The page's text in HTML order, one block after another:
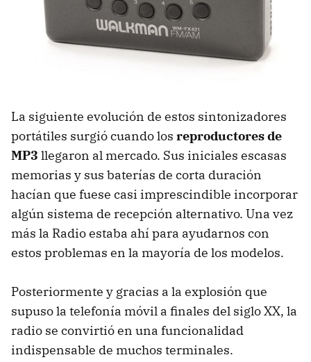
La siguiente evolución de estos sintonizadores
portátiles surgió cuando los reproductores de
MP3 llegaron al mercado. Sus iniciales escasas
memorias y sus baterías de corta duración
hacían que fuese casi imprescindible incorporar
algún sistema de recepción alternativo. Una vez
más la Radio estaba ahí para ayudarnos con
estos problemas en la mayoría de los modelos.
Posteriormente y gracias a la explosión que
supuso la telefonía móvil a finales del siglo XX, la
radio se convirtió en una funcionalidad
indispensable de muchos terminales.